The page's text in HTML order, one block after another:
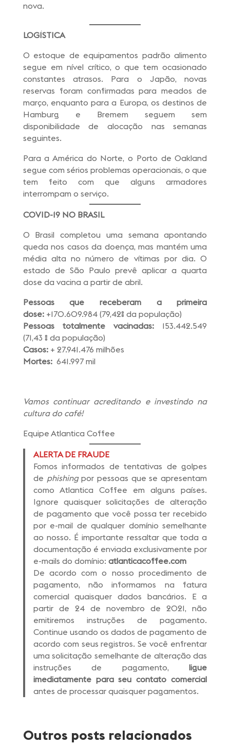
nova.
LOGÍSTICA
O estoque de equipamentos padrão alimento
segue em nível crítico, o que tem ocasionado
constantes atrasos. Para o Japão, novas
reservas foram confirmadas para meados de
março, enquanto para a Europa, os destinos de
Hamburg e Bremem seguem sem
disponibilidade de alocação nas semanas
seguintes.
Para a América do Norte, o Porto de Oakland
segue com sérios problemas operacionais, o que
tem feito com que alguns armadores
interrompam o serviço.
COVID-19 NO BRASIL
O Brasil completou uma semana apontando
queda nos casos da doença, mas mantém uma
média alta no número de vítimas por dia. O
estado de São Paulo prevê aplicar a quarta
dose da vacina a partir de abril.
Pessoas que receberam a primeira
dose: +170.609.984 (79,42% da população)
Pessoas totalmente vacinadas: 153.442.549
(71,43 % da população)
Casos: + 27.941.476 milhões
Mortes: 641.997 mil
Vamos continuar acreditando e investindo na
cultura do café!
Equipe Atlantica Coffee
ALERTA DE FRAUDE
Fomos informados de tentativas de golpes
de phishingpor pessoas que se apresentam
como Atlantica Coffee em alguns países.
Ignore quaisquer solicitações de alteração
de pagamento que você possa ter recebido
por e-mail de qualquer domínio semelhante
ao nosso. É importante ressaltar que toda a
documentação é enviada exclusivamente por
e-mails do domínio: atlanticacoffee.com
De acordo com o nosso procedimento de
pagamento, não informamos na fatura
comercial quaisquer dados bancários. E a
partir de 24 de novembro de 2021, não
emitiremos instruções de pagamento.
Continue usando os dados de pagamento de
acordo com seus registros. Se você enfrentar
uma solicitação semelhante de alteração das
instruções de pagamento,ligue
imediatamente para seu contato comercial
antes de processar quaisquer pagamentos.
Outros posts relacionados